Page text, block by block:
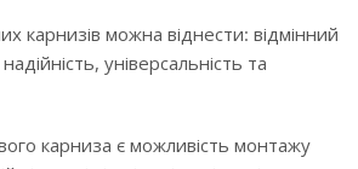
карнизів можна віднести: відмінний
універсальність та
карниза є можливість монтажу